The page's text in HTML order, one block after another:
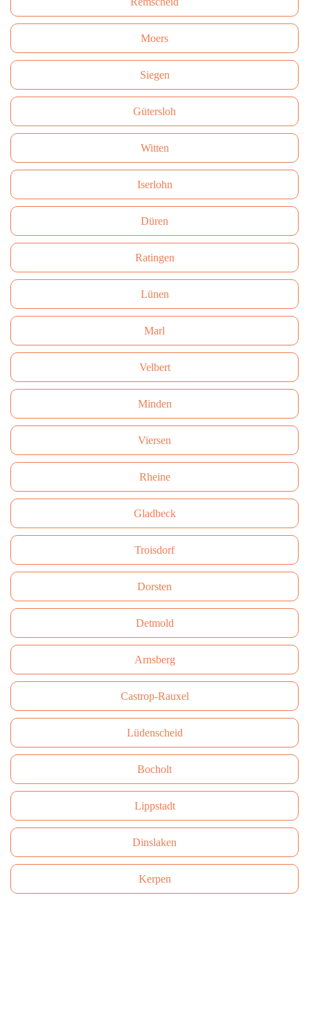
Moers
Siegen
Gütersloh
Witten
Iserlohn
Düren
Ratingen
Lünen
Marl
Velbert
Minden
Viersen
Rheine
Gladbeck
Troisdorf
Dorsten
Detmold
Arnsberg
Castrop-Rauxel
Lüdenscheid
Bocholt
Lippstadt
Dinslaken
Kerpen